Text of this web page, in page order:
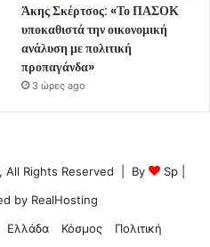
Άκης Σκέρτσος: «Το ΠΑΣΟΚ
υποκαθιστά την οικονομική
ανάλυση με πολιτική
προπαγάνδα»
3 ώρες ago
All Rights Reserved | By Sp
by RealHosting
Ελλάδα Κόσμος Πολιτική